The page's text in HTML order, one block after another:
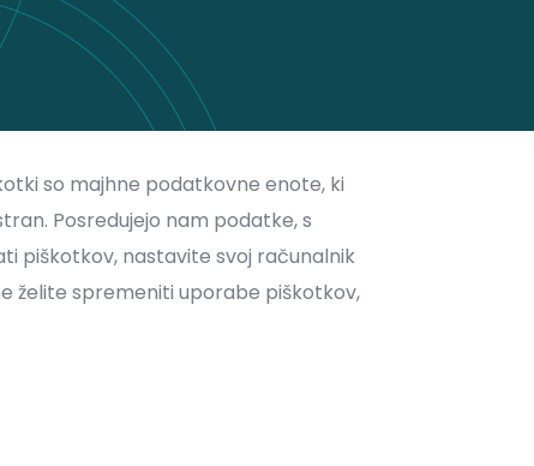
so majhne podatkovne enote, ki
Posredujejo nam podatke, s
piškotkov, nastavite svoj računalnik
želite spremeniti uporabe piškotkov,